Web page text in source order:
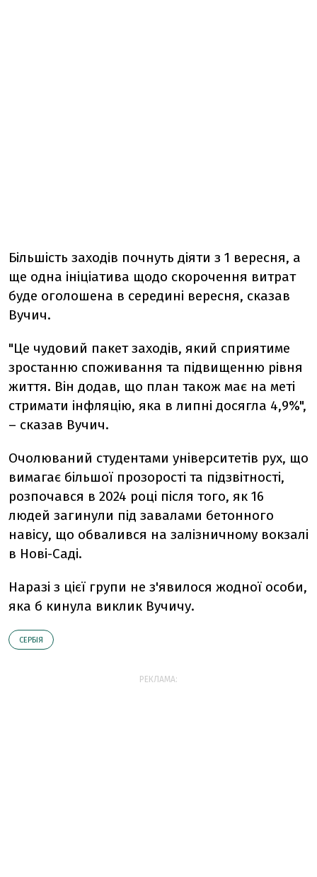
Більшість заходів почнуть діяти з 1 вересня, а
ще одна ініціатива щодо скорочення витрат
буде оголошена в середині вересня, сказав
Вучич.
"Це чудовий пакет заходів, який сприятиме
зростанню споживання та підвищенню рівня
життя. Він додав, що план також має на меті
стримати інфляцію, яка в липні досягла 4,9%",
– сказав Вучич.
Очолюваний студентами університетів рух, що
вимагає більшої прозорості та підзвітності,
розпочався в 2024 році після того, як 16
людей загинули під завалами бетонного
навісу, що обвалився на залізничному вокзалі
в Нові-Саді.
Наразі з цієї групи не з'явилося жодної особи,
яка б кинула виклик Вучичу.
СЕРБІЯ
РЕКЛАМА: